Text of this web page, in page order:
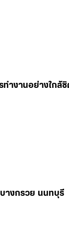
ำงานอย่างใกล้
างกรวย นนทบุรี